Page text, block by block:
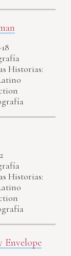
Historias:
Historias:
Envelope